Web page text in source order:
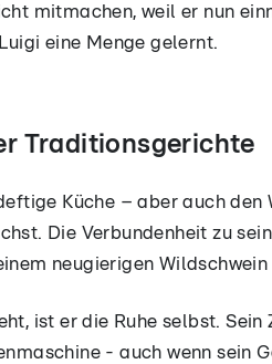
mitmachen, weil er nun
eine Menge gelernt.
Traditionsgerichte
Küche – aber auch den
Die Verbundenheit zu
neugierigen
ist er die Ruhe selbst.
- auch wenn sein